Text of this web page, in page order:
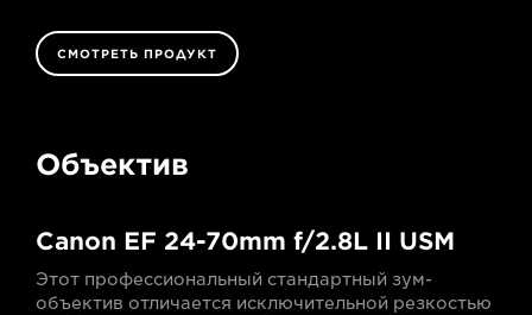
СМОТРЕТЬ ПРОДУКТ
Объектив
Canon EF 24-70mm f/2.8L II USM
Этот профессиональный стандартный зум-
объектив отличается исключительной резкостью